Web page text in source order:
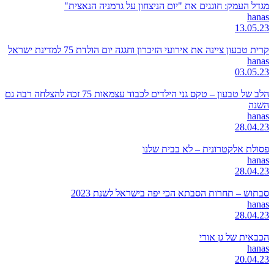
מגדל העמק: חוגגים את "יום הניצחון על גרמניה הנאצית"
hanas
13.05.23
קרית טבעון ציינה את אירועי הזיכרון וחגגה יום הולדת 75 למדינת ישראל
hanas
03.05.23
הלב של טבעון – טקס גני הילדים לכבוד עצמאות 75 זכה להצלחה רבה גם
השנה
hanas
28.04.23
פסולת אלקטרונית – לא בבית שלנו
hanas
28.04.23
סבתוש – תחרות הסבתא הכי יפה בישראל לשנת 2023
hanas
28.04.23
הכבאית של גן אורי
hanas
20.04.23